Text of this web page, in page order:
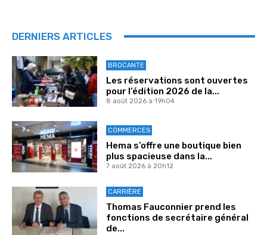
DERNIERS ARTICLES
BROCANTE
Les réservations sont ouvertes
pour l’édition 2026 de la...
8 août 2026 à 19h04
COMMERCES
Hema s’offre une boutique bien
plus spacieuse dans la...
7 août 2026 à 20h12
CARRIÈRE
Thomas Fauconnier prend les
fonctions de secrétaire général
de...